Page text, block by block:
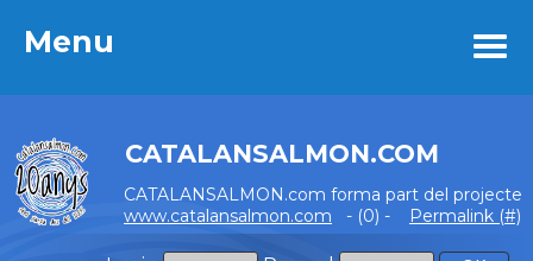
Menu
CATALANSALMON.COM
CATALANSALMON.com forma part del projecte
www.catalansalmon.com - (0) - Permalink (#)
Menu